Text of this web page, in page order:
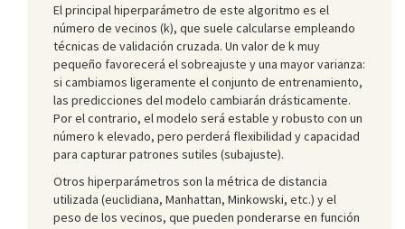
El principal hiperparámetro de este algoritmo es el
número de vecinos (k), que suele calcularse empleando
técnicas de validación cruzada. Un valor de k muy
pequeño favorecerá el sobreajuste y una mayor varianza:
si cambiamos ligeramente el conjunto de entrenamiento,
las predicciones del modelo cambiarán drásticamente.
Por el contrario, el modelo será estable y robusto con un
número k elevado, pero perderá flexibilidad y capacidad
para capturar patrones sutiles (subajuste).
Otros hiperparámetros son la métrica de distancia
utilizada (euclidiana, Manhattan, Minkowski, etc.) y el
peso de los vecinos, que pueden ponderarse en función